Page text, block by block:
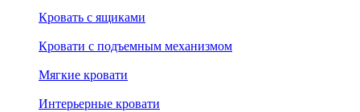
Кровать с ящиками
Кровати с подъемным механизмом
Мягкие кровати
Интерьерные кровати